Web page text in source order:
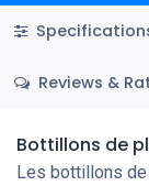
Reviews &
Bottillons de
Les bottillons